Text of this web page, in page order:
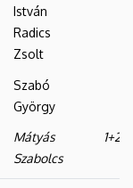
István
Radics
Zsolt
Szabó
György
Mátyás
Szabolcs
1+2